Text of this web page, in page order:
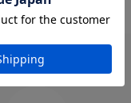
トラッピング